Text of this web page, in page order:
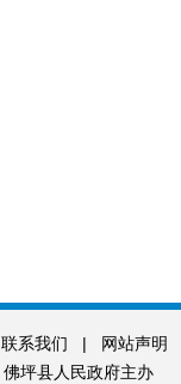
联系我们 | 网站声明
佛坪县人民政府主办